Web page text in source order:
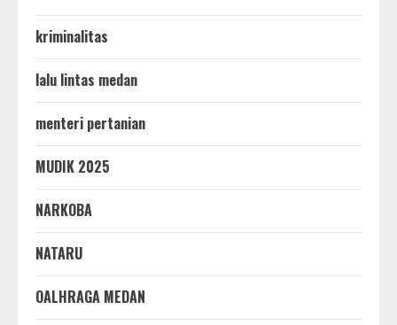
kriminalitas
lalu lintas medan
menteri pertanian
MUDIK 2025
NARKOBA
NATARU
OALHRAGA MEDAN